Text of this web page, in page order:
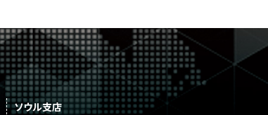
ソウル支店